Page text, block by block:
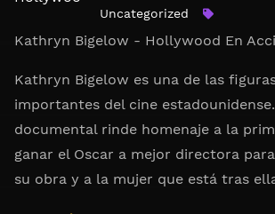
Uncategorized
Kathryn Bigelow - Hollywood En
Kathryn Bigelow es una de las
importantes del cine
documental rinde homenaje a la
ganar el Oscar a mejor directora
su obra y a la mujer que está tras